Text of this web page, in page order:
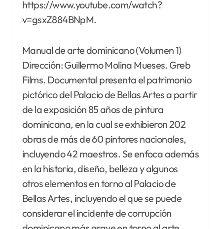
https://www.youtube.com/watch?
v=gsxZ884BNpM.
Manual de arte dominicano (Volumen 1)
Dirección: Guillermo Molina Mueses. Greb
Films. Documental presenta el patrimonio
pictórico del Palacio de Bellas Artes a partir
de la exposición 85 años de pintura
dominicana, en la cual se exhibieron 202
obras de más de 60 pintores nacionales,
incluyendo 42 maestros. Se enfoca además
en la historia, diseño, belleza y algunos
otros elementos en torno al Palacio de
Bellas Artes, incluyendo el que se puede
considerar el incidente de corrupción